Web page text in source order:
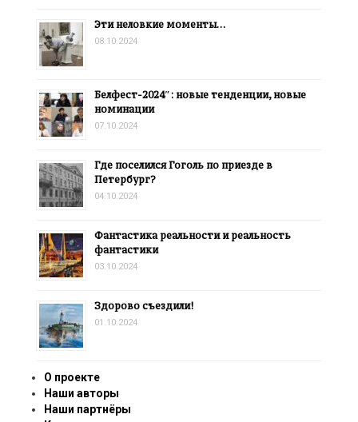
Эти неловкие моменты…
08.10.2024
Белфест-2024″: новые тенденции, новые
номинации
07.10.2024
Где поселился Гоголь по приезде в
Петербург?
04.10.2024
Фантастика реальности и реальность
фантастики
03.10.2024
Здорово съездили!
01.10.2024
О проекте
Наши авторы
Наши партнёры